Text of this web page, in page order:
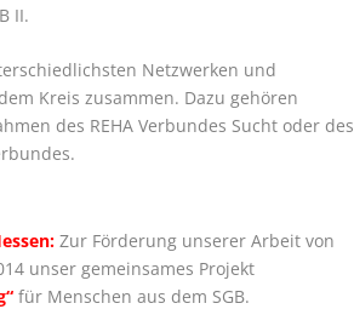
II.
Netzwerken und
Kreis zusammen. Dazu gehören
des REHA Verbundes Sucht oder des
Zur Förderung unserer Arbeit von
unser gemeinsames Projekt
für Menschen aus dem SGB.